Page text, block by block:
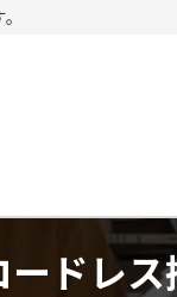
ドレ